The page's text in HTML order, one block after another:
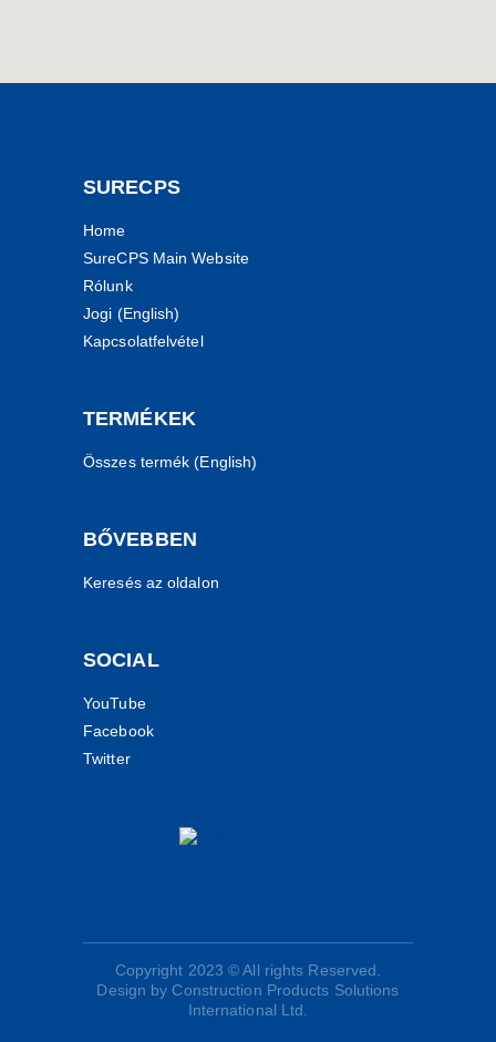
SURECPS
Home
SureCPS Main Website
Rólunk
Jogi (English)
Kapcsolatfelvétel
TERMÉKEK
Összes termék (English)
BŐVEBBEN
Keresés az oldalon
SOCIAL
YouTube
Facebook
Twitter
Copyright 2023 © All rights Reserved.
Design by Construction Products Solutions
International Ltd.